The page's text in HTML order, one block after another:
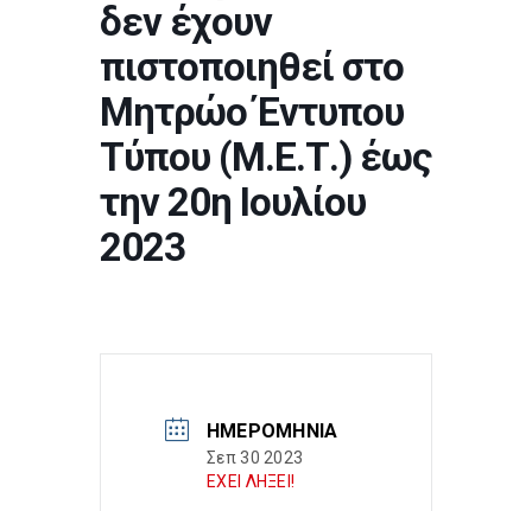
δεν έχουν
πιστοποιηθεί στο
Μητρώο Έντυπου
Τύπου (Μ.Ε.Τ.) έως
την 20η Ιουλίου
2023
ΗΜΕΡΟΜΗΝΊΑ
Σεπ 30 2023
ΕΧΕΙ ΛΗΞΕΙ!